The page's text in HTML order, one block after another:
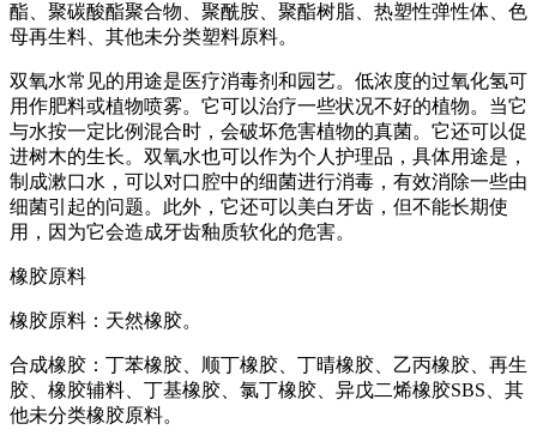
酯、聚碳酸酯聚合物、聚酰胺、聚酯树脂、热塑性弹性体、色
母再生料、其他未分类塑料原料。
双氧水常见的用途是医疗消毒剂和园艺。低浓度的过氧化氢可
用作肥料或植物喷雾。它可以治疗一些状况不好的植物。当它
与水按一定比例混合时，会破坏危害植物的真菌。它还可以促
进树木的生长。双氧水也可以作为个人护理品，具体用途是，
制成漱口水，可以对口腔中的细菌进行消毒，有效消除一些由
细菌引起的问题。此外，它还可以美白牙齿，但不能长期使
用，因为它会造成牙齿釉质软化的危害。
橡胶原料
橡胶原料：天然橡胶。
合成橡胶：丁苯橡胶、顺丁橡胶、丁晴橡胶、乙丙橡胶、再生
胶、橡胶辅料、丁基橡胶、氯丁橡胶、异戊二烯橡胶SBS、其
他未分类橡胶原料。